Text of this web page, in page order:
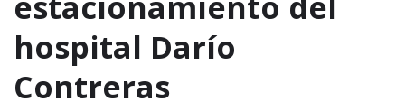
hospital Darío
Contreras